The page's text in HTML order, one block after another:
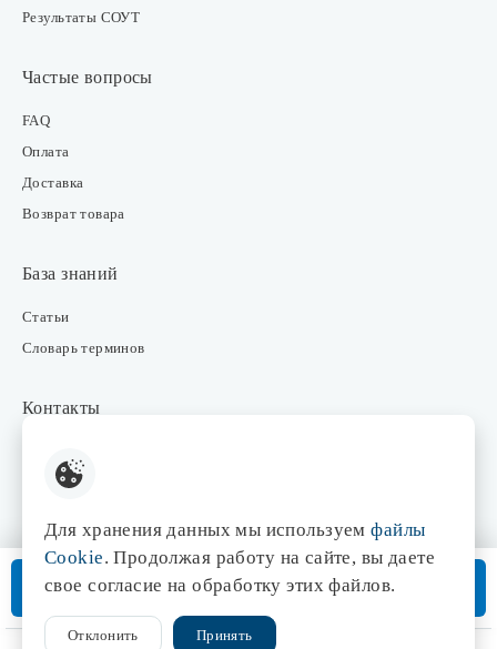
Результаты СОУТ
Частые вопросы
FAQ
Оплата
Доставка
Возврат товара
База знаний
Статьи
Словарь терминов
Контакты
Интернет-магазин
Отдел маркетинга
В корзину
Доставка от 3 дней
Для хранения данных мы используемфайлы
Cookie. Продолжая работу на сайте, вы даете
свое согласие на обработку этих файлов.
Отклонить Принять